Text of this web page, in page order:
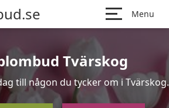
Menu
Tvärskog
till någon du tycker om i Tvärskog.